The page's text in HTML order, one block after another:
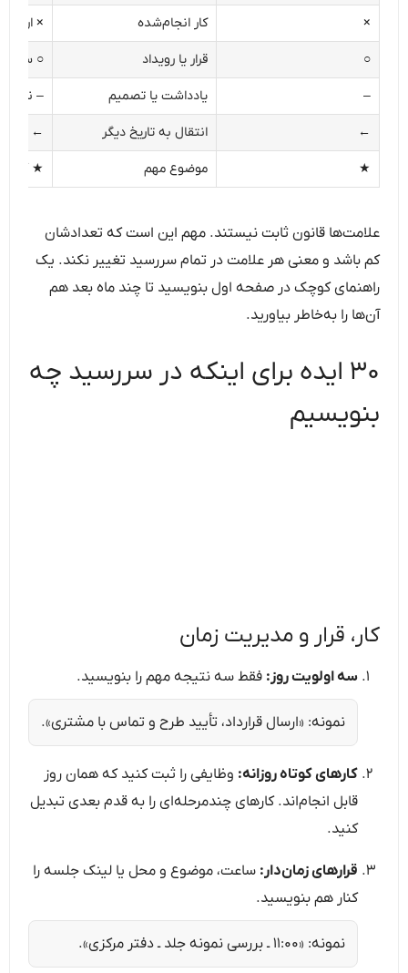
× کار انجام‌شده ×
○ قرار یا رویداد ○ ساعت ۱۴ جلسه
– یادداشت یا تصمیم – نسخه
← انتقال به تاریخ دیگر ← پیگیری
★ موضوع مهم ★
علامت‌ها قانون ثابت نیستند. مهم این است که تعدادشان
کم باشد و معنی هر علامت در تمام سررسید تغییر نکند. یک
راهنمای کوچک در صفحه اول بنویسید تا چند ماه بعد هم
آن‌ها را به‌خاطر بیاورید.
۳۰ ایده برای اینکه در سررسید چه
بنویسیم
کار، قرار و مدیریت زمان
سه اولویت روز: فقط سه نتیجه مهم را بنویسید.
نمونه: «ارسال قرارداد، تأیید طرح و تماس با مشتری».
کارهای کوتاه روزانه: وظایفی را ثبت کنید که همان روز
قابل انجام‌اند. کارهای چندمرحله‌ای را به قدم بعدی تبدیل
کنید.
قرارهای زمان‌دار: ساعت، موضوع و محل یا لینک جلسه را
کنار هم بنویسید.
نمونه: «۱۱:۰۰ ـ بررسی نمونه جلد ـ دفتر مرکزی».